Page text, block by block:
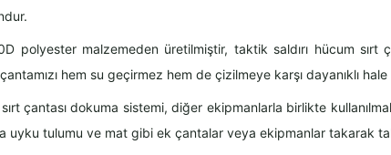
polyester malzemeden üretilmiştir, taktik saldırı hücum
hem su geçirmez hem de çizilmeye karşı dayanıklı
çantası dokuma sistemi, diğer ekipmanlarla birlikte kullanılmak
uyku tulumu ve mat gibi ek çantalar veya ekipmanlar takarak